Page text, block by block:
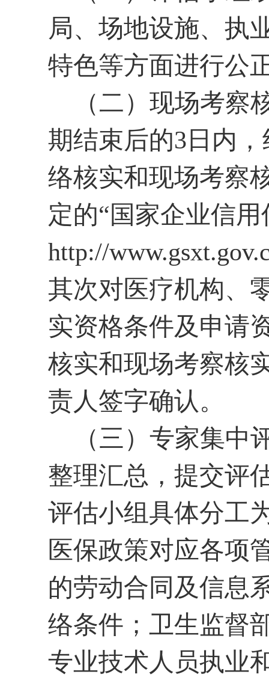
局、场地设施、执
特色等方面进行公
（二）现场考
期结束后的3日内
络核实和现场考察
定的“国家企业信
http://
其次对医疗机构、
实资格条件及申请
核实和现场考察核
责人签字确认。
（三）专家集
整理汇总，提交评
评估小组具体分工
医保政策对应各项
的劳动合同及信息
络条件；卫生监督
专业技术人员执业